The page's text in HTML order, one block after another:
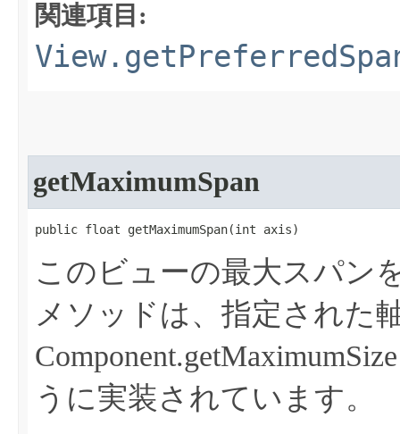
関連項目:
getMaximumSpan
public float getMaximumSpan​(int axis)
このビューの最大スパン
メソッドは、指定された
うに実装されています。